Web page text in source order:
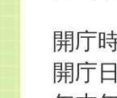
町
役
開庁
開庁